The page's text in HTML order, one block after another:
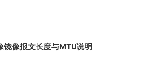
镜像报文长度与MTU说明